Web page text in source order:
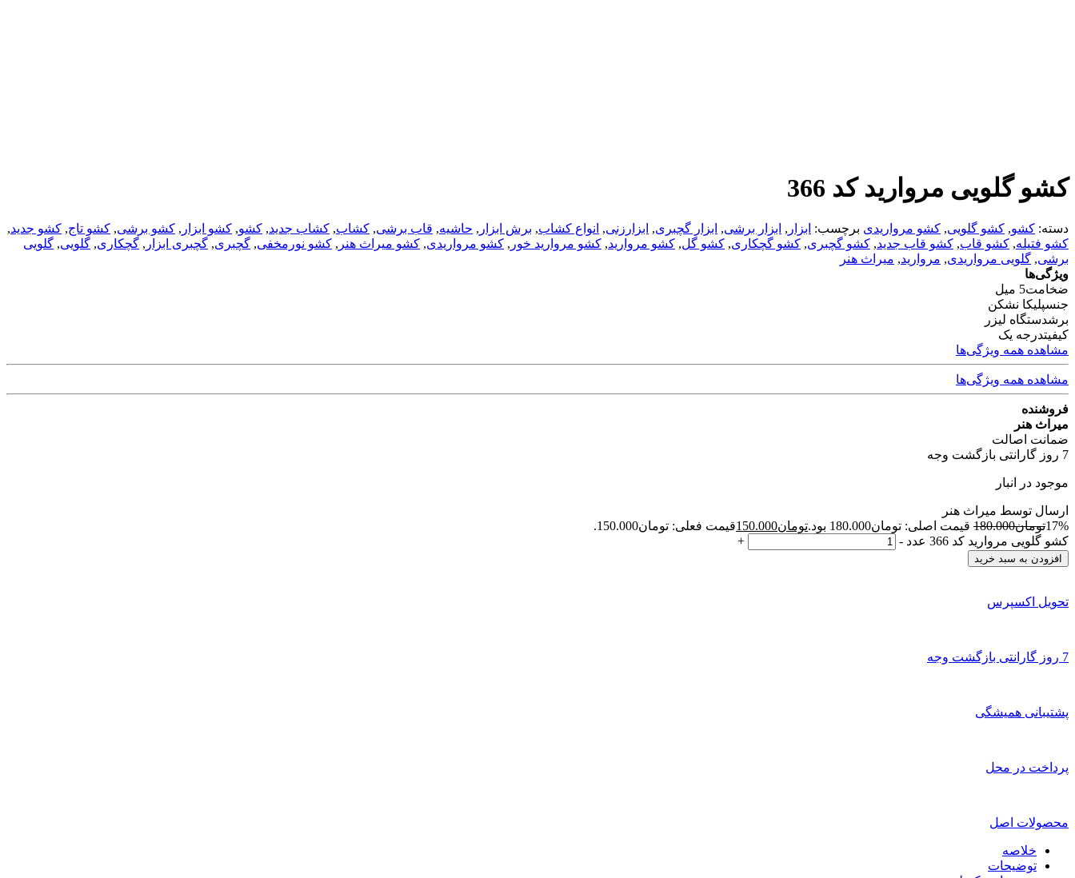
کشو گلویی مروارید کد 366
دسته: کشو, کشو گلویی, کشو مرواریدی برچسب: ابزار , ابزار برشی, ابزار گچبری, ابزارزنی, انواع کشاب, برش ابزار , حاشیه, قاب برشی, کشاب, کشاب جدید, کشو, کشو ابزار , کشو برشی, کشو تاج, کشو جدید,
کشو فتیله, کشو قاب, کشو قاب جدید, کشو گچبری, کشو گچکاری, کشو گل, کشو مروارید, کشو مروارید خور , کشو مرواریدی, کشو میراث هنر , کشو نورمخفی, گچبری, گچبری ابزار , گچکاری, گلویی, گلویی
برشی, گلویی مرواریدی, مروارید, میراث هنر
ویژگی‌ها
ضخامت5 میل
جنسپلیکا نشکن
برشدستگاه لیزر
کیفیتدرجه یک
مشاهده همه ویژگی‌ها
مشاهده همه ویژگی‌ها
فروشنده
میراث هنر
ضمانت اصالت
7 روز گارانتی بازگشت وجه
موجود در انبار
ارسال توسط میراث هنر
17%تومان180.000 قیمت اصلی: تومان180.000 بود. تومان150.000قیمت فعلی: تومان150.000.
کشو گلویی مروارید کد 366 عدد
-
+
افزودن به سبد خرید
تحویل اکسپرس
7 روز گارانتی بازگشت وجه
پشتیبانی همیشگی
پرداخت در محل
محصولات اصل
خلاصه
توضیحات